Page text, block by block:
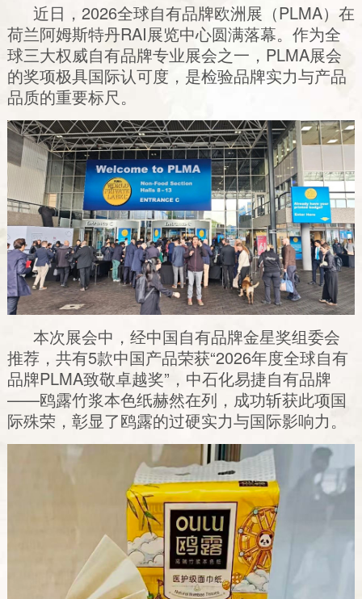
近日，2026全球自有品牌欧洲展（PLMA）在
荷兰阿姆斯特丹RAI展览中心圆满落幕。作为全
球三大权威自有品牌专业展会之一，PLMA展会
的奖项极具国际认可度，是检验品牌实力与产品
品质的重要标尺。
本次展会中，经中国自有品牌金星奖组委会
推荐，共有5款中国产品荣获“2026年度全球自有
品牌PLMA致敬卓越奖”，中石化易捷自有品牌
——鸥露竹浆本色纸赫然在列，成功斩获此项国
际殊荣，彰显了鸥露的过硬实力与国际影响力。